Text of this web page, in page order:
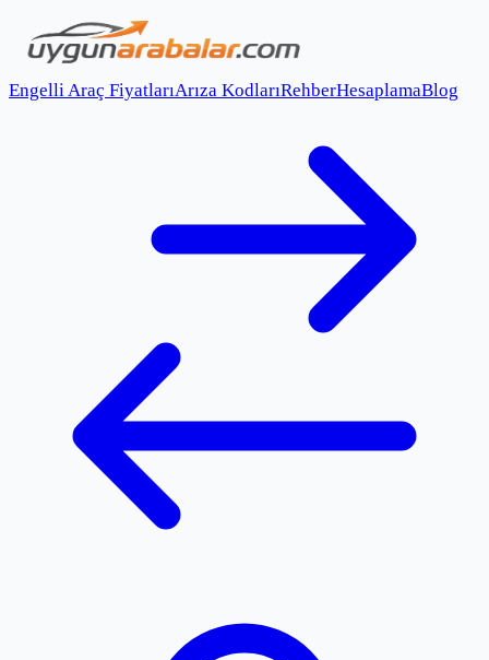
Engelli Araç FiyatlarıArıza KodlarıRehberHesaplamaBlog